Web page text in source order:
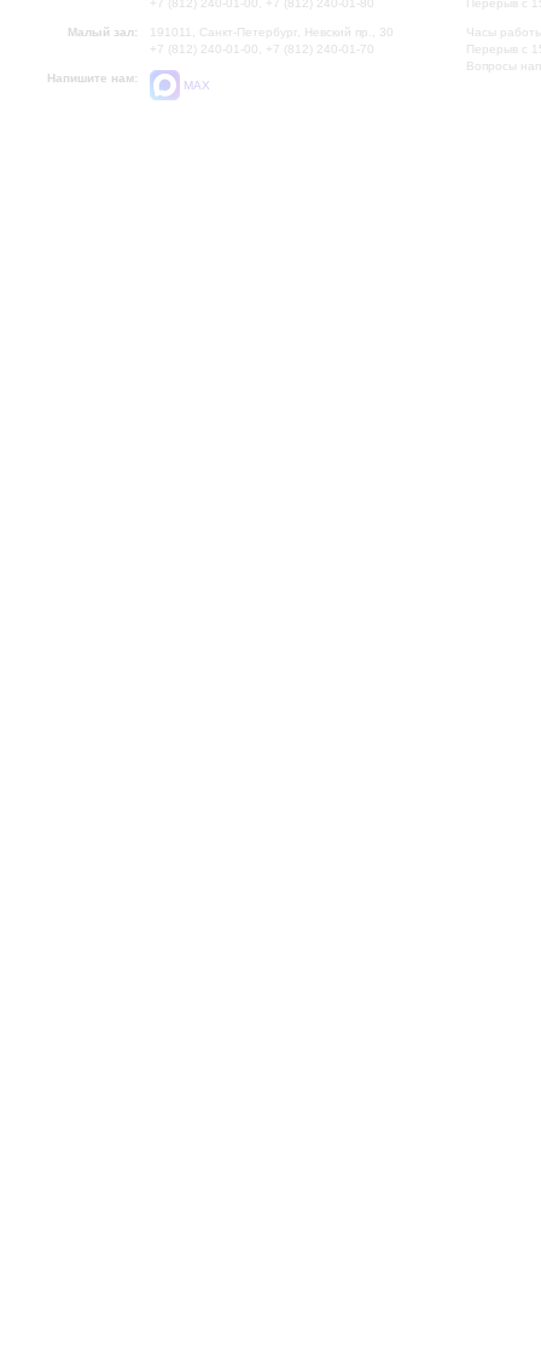
+7 (812) 240-01-00, +7 (812) 240-01-80
Малый зал:
191011, Санкт-Петербург, Невский пр., 30
+7 (812) 240-01-00, +7 (812) 240-01-70
Напишите нам:
MAX
Перерыв с
Часы
Перерыв с
Вопросы